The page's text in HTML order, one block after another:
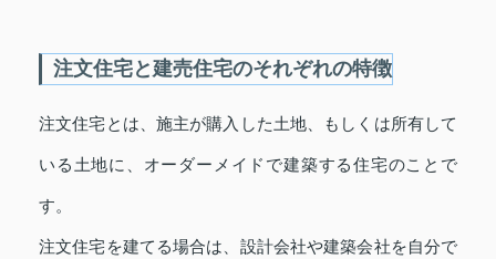
注文住宅と建売住宅のそれぞれの特徴
注文住宅とは、施主が購入した土地、もしくは所有して
いる土地に、オーダーメイドで建築する住宅のことで
す。
注文住宅を建てる場合は、設計会社や建築会社を自分で